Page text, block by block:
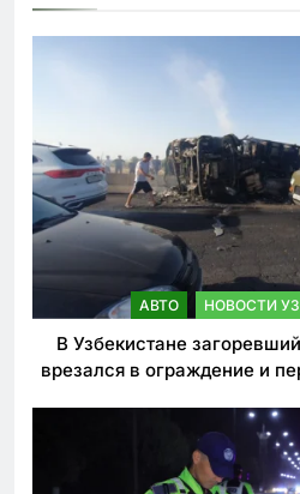
АВТО НОВОСТИ
В Узбекистане
врезался в ограждение и